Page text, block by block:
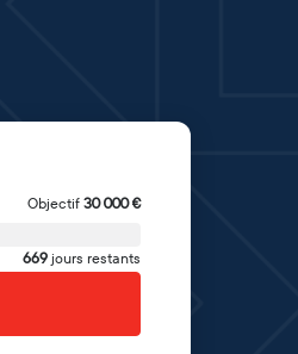
Objectif 30 000€
669 jours restants